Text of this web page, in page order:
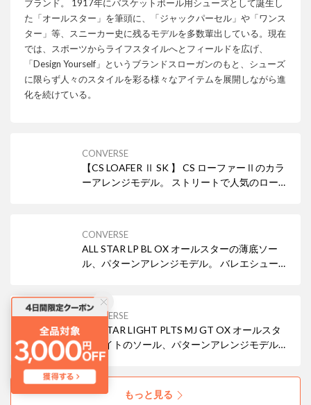
ブランド。 1917年にバスケットボール用シューズとして誕生し
た「オールスター」を筆頭に、「ジャックパーセル」や「ワンス
ター」等、スニーカー史に残るモデルを多数輩出している。現在
では、スポーツからライフスタイルへとフィールドを広げ、
「Design Yourself」というブランドスローガンのもと、シューズ
に限らず人々のスタイルを彩る様々なアイテムを展開しながら進
化を続けている。
CONVERSE
【CS LOAFER Ⅱ SK 】 CS ローファーⅡのカラ
ーアレンジモデル。 ストリートで人気のローフ
用。
CONVERSE
ALL STAR LP BL OX オールスターの薄底ソー
ル、パターンアレンジモデル。 バレエシューズ
CONVERSE
ALL STAR LIGHT PLTS MJ GT OX オールスタ
ー ライトのソール、パターンアレンジモデル。
通常モデルより10mm高いソール設計の、軽量
厚底アイテム。 メリージェーンパターンに、グ
リッター素材を掛け合わせたデザイン。
もっと見る